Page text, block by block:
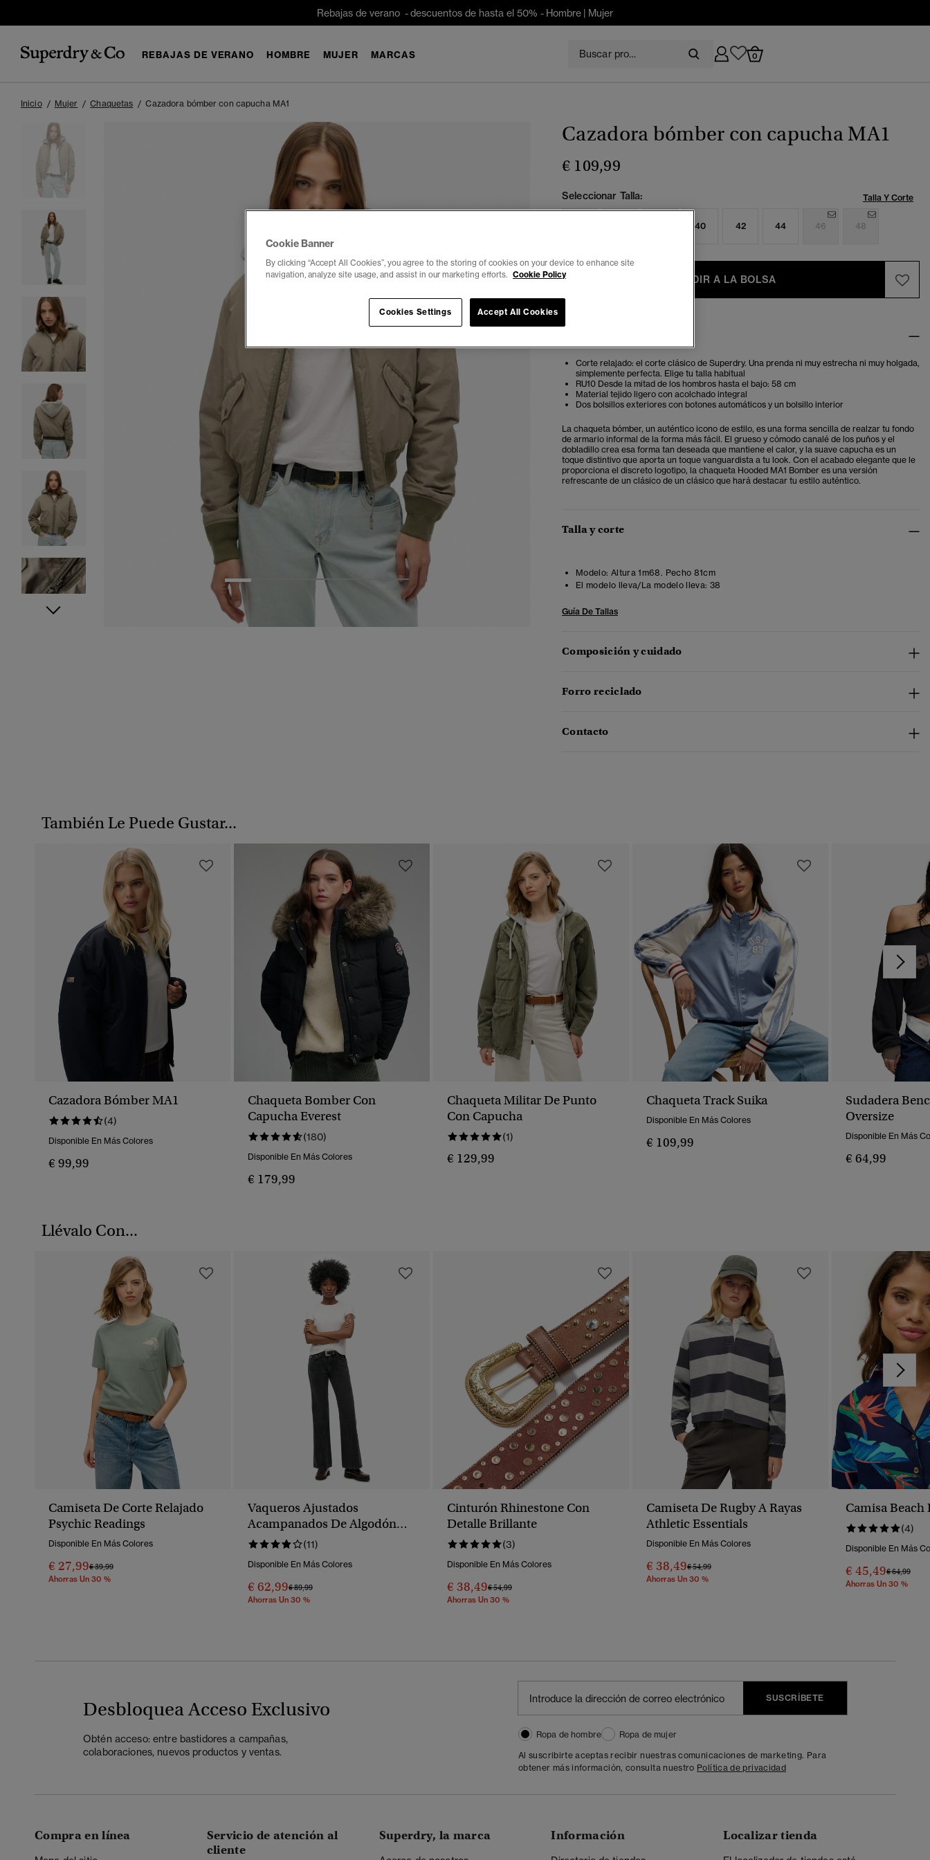
Rebajas de verano - descuentos de hasta el 50% - Hombre | Mujer
REBAJAS DE VERANO HOMBRE MUJER MARCAS 0
Inicio Mujer Chaquetas Cazadora bómber con capucha MA1
1
Cazadora bómber con capucha MA1
€ 109,99
Seleccionar Talla: Talla Y Corte
40 42 44 46 48
AÑADIR A LA BOLSA
Corte relajado: el corte clásico de Superdry. Una prenda ni muy estrecha ni muy holgada,
simplemente perfecta. Elige tu talla habitual
RU10 Desde la mitad de los hombros hasta el bajo: 58 cm
Material tejido ligero con acolchado integral
Dos bolsillos exteriores con botones automáticos y un bolsillo interior
La chaqueta bómber, un auténtico icono de estilo, es una forma sencilla de realzar tu fondo
de armario informal de la forma más fácil. El grueso y cómodo canalé de los puños y el
dobladillo crea esa forma tan deseada que mantiene el calor, y la suave capucha es un
toque distintivo que aporta un toque vanguardista a tu look. Con el acabado elegante que le
proporciona el discreto logotipo, la chaqueta Hooded MA1 Bomber es una versión
refrescante de un clásico de un clásico que hará destacar tu estilo auténtico.
Talla y corte
Modelo: Altura 1m68. Pecho 81cm
El modelo lleva/La modelo lleva: 38
Guía De Tallas
Composición y cuidado
Forro reciclado
Contacto
También Le Puede Gustar...
Cazadora Bómber MA1
(4)
Disponible En Más Colores
€ 99,99
Chaqueta Bomber Con
Capucha Everest
(180)
Disponible En Más Colores
€ 179,99
Chaqueta Militar De Punto
Con Capucha
(1)
€ 129,99
Chaqueta Track Suika
Disponible En Más Colores
€ 109,99
Sudadera
Oversize
Disponible En Más
€ 64,99
Llévalo Con...
Camiseta De Corte Relajado
Psychic Readings
Disponible En Más Colores
€ 27,99Precio Rebajado De
€ 39,99A
Ahorras Un 30 %
Vaqueros Ajustados
Acampanados De Algodón
Orgánico, Talle Medio
(11)
Disponible En Más Colores
€ 62,99Precio Rebajado De
€ 89,99A
Ahorras Un 30 %
Cinturón Rhinestone Con
Detalle Brillante
(3)
Disponible En Más Colores
€ 38,49Precio Rebajado De
€ 54,99A
Ahorras Un 30 %
Camiseta De Rugby A Rayas
Athletic Essentials
Disponible En Más Colores
€ 38,49Precio Rebajado De
€ 54,99A
Ahorras Un 30 %
Camisa Beach
(4)
Disponible En Más
€ 45,49Precio
€ 64,99A
Ahorras Un 30 %
Desbloquea Acceso Exclusivo
Obtén acceso: entre bastidores a campañas,
colaboraciones, nuevos productos y ventas.
SUSCRÍBETE
Ropa de hombre
Ropa de mujer
Al suscribirte aceptas recibir nuestras comunicaciones de marketing. Para
obtener más información, consulta nuestro Política de privacidad
Compra en línea
Servicio de atención al
cliente
Superdry, la marca Información Localizar tienda
Cookie Banner
By clicking “Accept All Cookies”, you agree to the storing of cookies on your device to enhance site
navigation, analyze site usage, and assist in our marketing efforts. Cookie Policy
Accept All Cookies
Cookies Settings